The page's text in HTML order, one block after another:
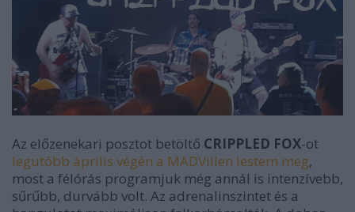
Az előzenekari posztot betöltő CRIPPLED FOX-ot
legutóbb április végén a MADVillen lestem meg,
most a félórás programjuk még annál is intenzívebb,
sűrűbb, durvább volt. Az adrenalinszintet és a